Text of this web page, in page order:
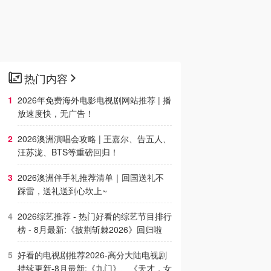
热门内容
2026年免费海外电影电视剧网站推荐 | 播
放速度快，无广告！
2026澳洲演唱会攻略 | 王嘉尔、告五人、
汪苏泷、BTS等重磅回归！
2026澳洲伴手礼推荐清单｜回国送礼不
踩雷，送礼送到心坎上~
2026综艺推荐 - 热门好看的综艺节目排行
榜 - 8月最新:《​​披荆斩棘2026》回归啦
好看的电视剧推荐2026-高分大陆电视剧
持续更新-8月最新:《九门》、《天才，女